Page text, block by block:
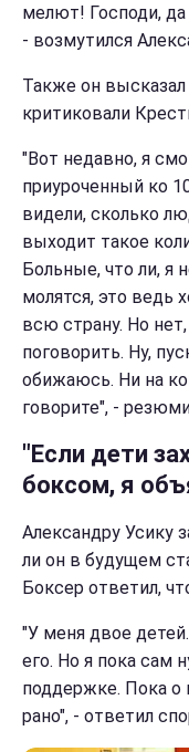
мелют! Господи, да
- возмутился
Также он
критиковали
"Вот недавно, я
приуроченный ко
видели, сколько
выходит такое
Больные, что ли, я
молятся, это ведь
всю страну. Но
поговорить. Ну,
обижаюсь. Ни на
говорите", -
"Если дети
боксом, я
Александру Усику
ли он в будущем
Боксер ответил,
"У меня двое
его. Но я пока сам
поддержке. Пока о
рано", - ответил